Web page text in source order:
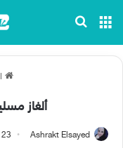
القائمة
ألغاز
Ashrakt Elsayed 23 يناير, 2023